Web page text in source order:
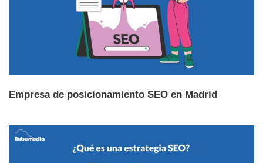
Empresa de posicionamiento SEO en Madrid